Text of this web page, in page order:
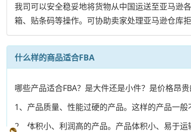
我司可以安全稳妥地将货物从中国运送至亚马逊
箱、贴条码等操作。可协助卖家处理亚马逊仓库
什么样的商品适合FBA
哪些产品适合FBA？是大件还是小件？是价格昂
1、产品质量、性能过硬的产品。这样的产品一
2、体积小、利润高的产品。产品体积小、易于